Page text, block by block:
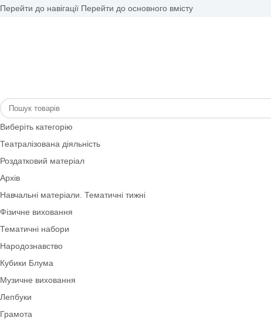
Перейти до навігаціїПерейти до основного вмісту
Виберіть категорію
Роздатковий матеріал
Архів
Навчальні матеріали. Тематичні тижні
Фізичне виховання
Тематичні набори
Кубики Блума